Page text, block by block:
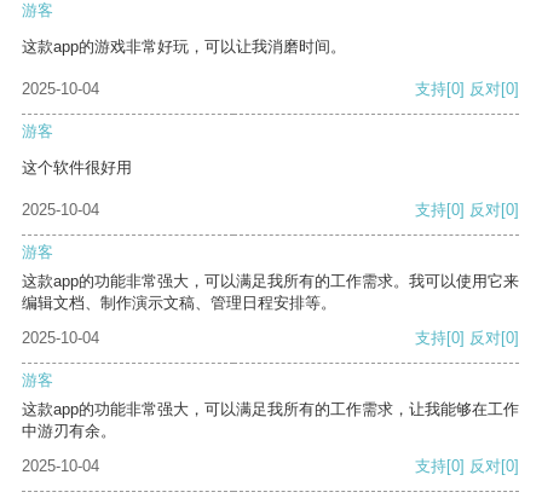
游客
这款app的游戏非常好玩，可以让我消磨时间。
2025-10-04 支持[0] 反对[0]
游客
这个软件很好用
2025-10-04 支持[0] 反对[0]
游客
这款app的功能非常强大，可以满足我所有的工作需求。我可以使用它来
编辑文档、制作演示文稿、管理日程安排等。
2025-10-04
支持[0] 反对[0]
游客
这款app的功能非常强大，可以满足我所有的工作需求，让我能够在工作
中游刃有余。
2025-10-04
支持[0] 反对[0]